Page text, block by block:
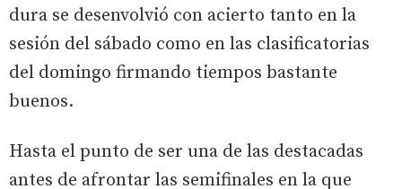
dura se desenvolvió con acierto tanto en la
sesión del sábado como en las clasificatorias
del domingo firmando tiempos bastante
buenos.
Hasta el punto de ser una de las destacadas
antes de afrontar las semifinales en la que